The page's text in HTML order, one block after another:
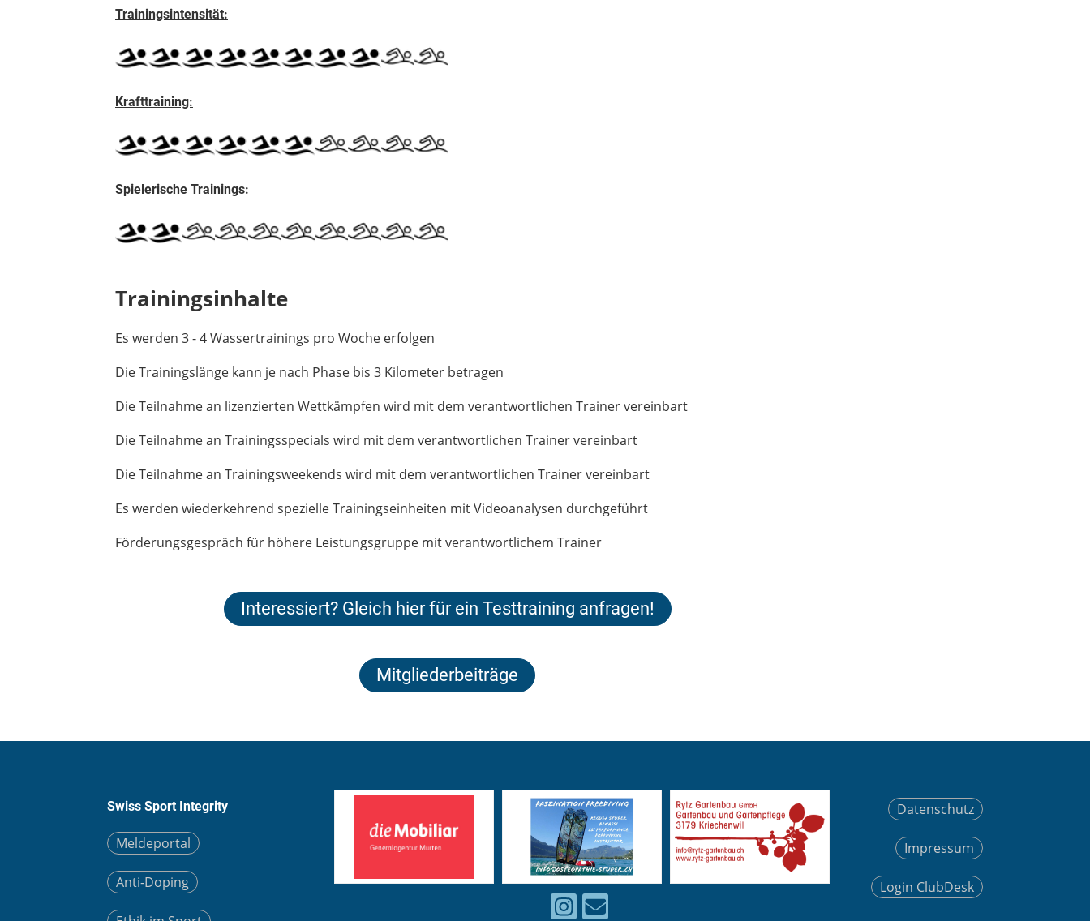
Trainingsintensität:
Krafttraining:
Spielerische Trainings:
Trainingsinhalte
Es werden 3 - 4 Wassertrainings pro Woche erfolgen
Die Trainingslänge kann je nach Phase bis 3 Kilometer betragen
Die Teilnahme an lizenzierten Wettkämpfen wird mit dem verantwortlichen Trainer vereinbart
Die Teilnahme an Trainingsspecials wird mit dem verantwortlichen Trainer vereinbart
Die Teilnahme an Trainingsweekends wird mit dem verantwortlichen Trainer vereinbart
Es werden wiederkehrend spezielle Trainingseinheiten mit Videoanalysen durchgeführt
Förderungsgespräch für höhere Leistungsgruppe mit verantwortlichem Trainer
Interessiert? Gleich hier für ein Testtraining anfragen!
Mitgliederbeiträge
Swiss Sport Integrity
Meldeportal
Anti-Doping
Datenschutz
Impressum
Login ClubDesk